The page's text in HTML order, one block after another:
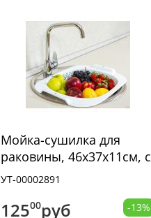
Мойка-сушилка для
раковины, 46х37х11см, с
бортами АП008/50/
УТ-00002891
12500руб
-13%